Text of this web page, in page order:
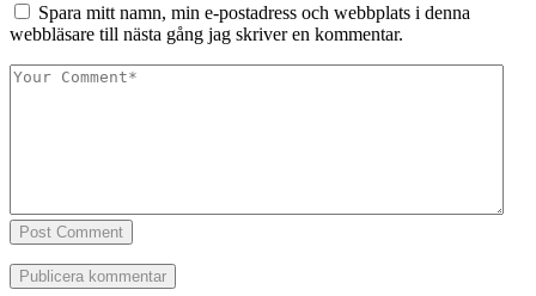
Spara mitt namn, min e-postadress och webbplats i denna
webbläsare till nästa gång jag skriver en kommentar.
Post Comment